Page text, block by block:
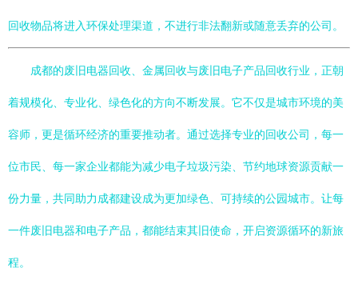
回收物品将进入环保处理渠道，不进行非法翻新或随意丢弃的公司。
成都的废旧电器回收、金属回收与废旧电子产品回收行业，正朝
着规模化、专业化、绿色化的方向不断发展。它不仅是城市环境的美
容师，更是循环经济的重要推动者。通过选择专业的回收公司，每一
位市民、每一家企业都能为减少电子垃圾污染、节约地球资源贡献一
份力量，共同助力成都建设成为更加绿色、可持续的公园城市。让每
一件废旧电器和电子产品，都能结束其旧使命，开启资源循环的新旅
程。